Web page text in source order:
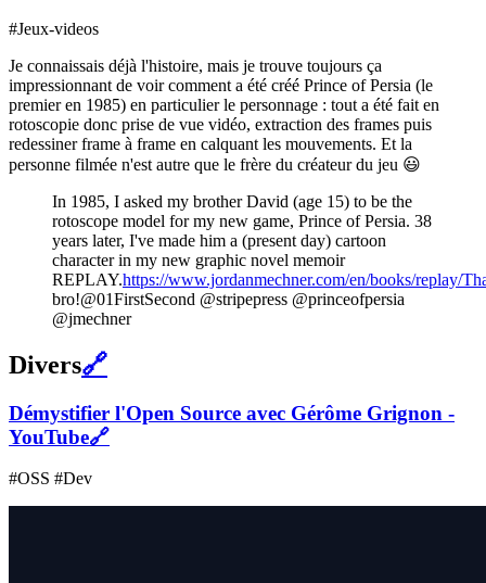
#Jeux-videos
Je connaissais déjà l'histoire, mais je trouve toujours ça
impressionnant de voir comment a été créé Prince of Persia (le
premier en 1985) en particulier le personnage : tout a été fait en
rotoscopie donc prise de vue vidéo, extraction des frames puis
redessiner frame à frame en calquant les mouvements. Et la
personne filmée n'est autre que le frère du créateur du jeu 😃
In 1985, I asked my brother David (age 15) to be the
rotoscope model for my new game, Prince of Persia. 38
years later, I've made him a (present day) cartoon
character in my new graphic novel memoir
REPLAY.https://www.jordanmechner.com/en/books/replay/
bro!@01FirstSecond @stripepress @princeofpersia
@jmechner
Divers🔗
Démystifier l'Open Source avec Gérôme Grignon -
YouTube🔗
#OSS #Dev